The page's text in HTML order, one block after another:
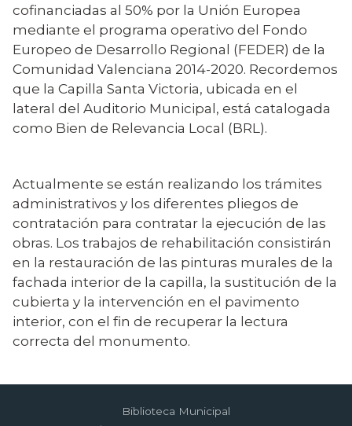
cofinanciadas al 50% por la Unión Europea
mediante el programa operativo del Fondo
Europeo de Desarrollo Regional (FEDER) de la
Comunidad Valenciana 2014-2020. Recordemos
que la Capilla Santa Victoria, ubicada en el
lateral del Auditorio Municipal, está catalogada
como Bien de Relevancia Local (BRL ).
Actualmente se están realizando los trámites
administrativos y los diferentes pliegos de
contratación para contratar la ejecución de las
obras. Los trabajos de rehabilitación consistirán
en la restauración de las pinturas murales de la
fachada interiorde la capilla, la sustitución de la
cubierta y la intervención en el pavimento
interior, con el fin de recuperar la lectura
correcta del monumento.
Biblioteca Municipal